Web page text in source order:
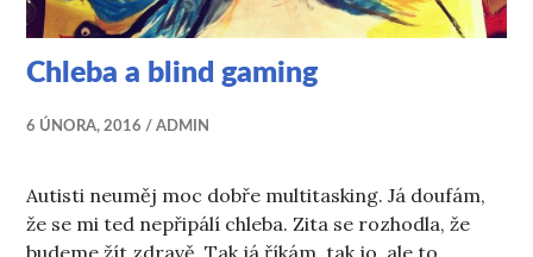
Chleba a blind gaming
6 ÚNORA, 2016 ADMIN
Autisti neuměj moc dobře multitasking. Já doufám,
že se mi ted nepřipálí chleba. Zita se rozhodla, že
budeme žít zdravě. Tak já říkám, tak jo, ale to